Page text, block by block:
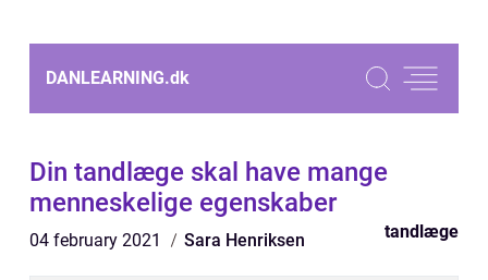
DANLEARNING.dk
Din tandlæge skal have mange
menneskelige egenskaber
04 february 2021 Sara Henriksen tandlæge